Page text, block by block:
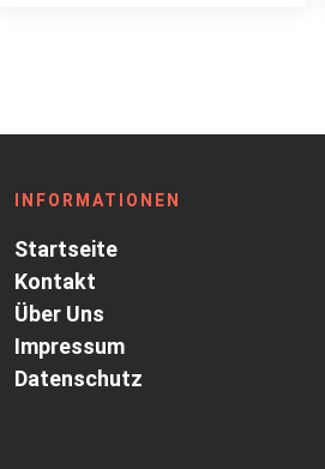
INFORMATIONEN
Startseite
Kontakt
Über Uns
Impressum
Datenschutz